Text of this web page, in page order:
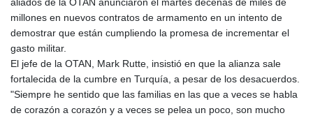
SGD 1.479663
SLE 28.408276
SOS 659.009126
STD 23903.162464
STN 24.481764
SVC 10.089834
SZL 18.902002
millones en nuevos contratos de armamento en un intento de
demostrar que están cumpliendo la promesa de incrementar el
gasto militar.
El jefe de la OTAN, Mark Rutte, insistió en que la alianza sale
fortalecida de la cumbre en Turquía, a pesar de los desacuerdos.
"Siempre he sentido que las familias en las que a veces se habla
de corazón a corazón y a veces se pelea un poco, son mucho